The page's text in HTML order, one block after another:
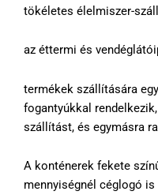
tökéletes élelmiszer-
az éttermi és
termékek szállítására
fogantyúkkal
szállítást, és egymásra
A konténerek fekete
mennyiségnél céglogó